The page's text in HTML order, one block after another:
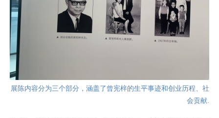
展陈内容分为三个部分，涵盖了曾宪梓的生平事迹和创业历程、社
会贡献.